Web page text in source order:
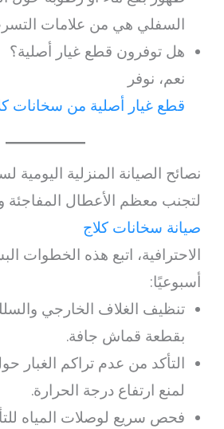
السفلي هي من علامات
هل توفرون قطع غيار أصلية؟
نعم، نوفر
قطع غيار أصلية من سخانات
نصائح الصيانة المنزلية اليومية
لتجنب معظم الأعطال المفاجئة
صيانة سخانات كلاج
الاحترافية، اتبع هذه الخطوات
أسبوعيًا:
تنظيف الغلاف الخارجي
بقطعة قماش جافة.
التأكد من عدم تراكم الغبار
لمنع ارتفاع درجة الحرارة.
فحص سريع لوصلات المياه